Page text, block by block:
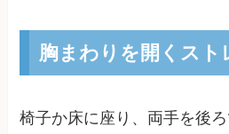
胸まわりを開くスト
椅子か床に座り、両手を後